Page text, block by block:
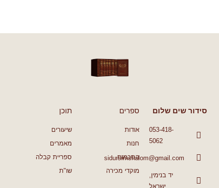
סידור שים שלום
053-418-
5062
sidursimshalom@gmail.com
יד בנימין,
ישראל
ספרים
אודות
חנות
הסכמות
מוקדי מכירה
תוכן
שיעורים
מאמרים
ספריית קבלה
שו"ת